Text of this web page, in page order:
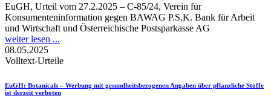
EuGH, Urteil vom 27.2.2025 – C-85/24, Verein für
Konsumenteninformation gegen BAWAG P.S.K. Bank für Arbeit
und Wirtschaft und Österreichische Postsparkasse AG
weiter lesen ...
08.05.2025
Volltext-Urteile
EuGH: Botanicals – Werbung mit gesundheitsbezogenen Angaben über pflanzliche Stoffe
ist derzeit verboten